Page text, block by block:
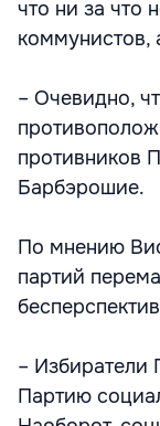
что ни за что
коммунистов,
– Очевидно,
противников
Барбэрошие.
По мнению
партий
– Избиратели
Партию